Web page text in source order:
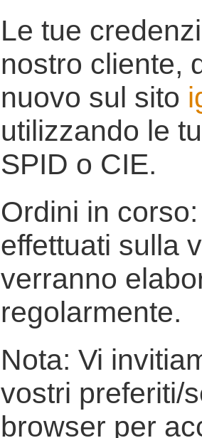
Le tue
nostro cliente,
nuovo sul sito
utilizzando le
SPID o CIE.
Ordini in
effettuati sulla
verranno
regolarmente.
Nota: Vi
vostri preferiti/
browser per